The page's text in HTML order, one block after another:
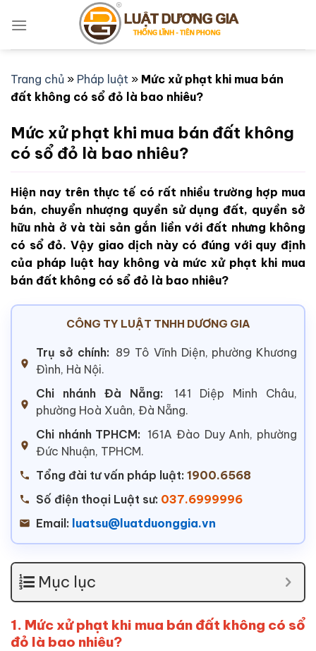
qua
Trang chủ » Pháp luật » Mức xử phạt khi mua bán
đất không có sổ đỏ là bao nhiêu?
Mức xử phạt khi mua bán đất không
có sổ đỏ là bao nhiêu?
Hiện nay trên thực tế có rất nhiều trường hợp mua
bán, chuyển nhượng quyền sử dụng đất, quyền sở
hữu nhà ở và tài sản gắn liền với đất nhưng không
có sổ đỏ. Vậy giao dịch này có đúng với quy định
của pháp luật hay không và mức xử phạt khi mua
bán đất không có sổ đỏ là bao nhiêu?
CÔNG TY LUẬT TNHH DƯƠNG GIA
Trụ sở chính: 89 Tô Vĩnh Diện, phường Khương
Đình, Hà Nội.
Chi nhánh Đà Nẵng:
141 Diệp Minh Châu,
phường Hoà Xuân, Đà Nẵng.
Chi nhánh TPHCM: 161A Đào Duy Anh, phường
Đức Nhuận, TPHCM.
Tổng đài tư vấn pháp luật: 1900.6568
Số điện thoại Luật sư: 037.6999996
Email: luatsu@luatduonggia.vn
Mục lục
1. Mức xử phạt khi mua bán đất không có sổ
đỏ là bao nhiêu?